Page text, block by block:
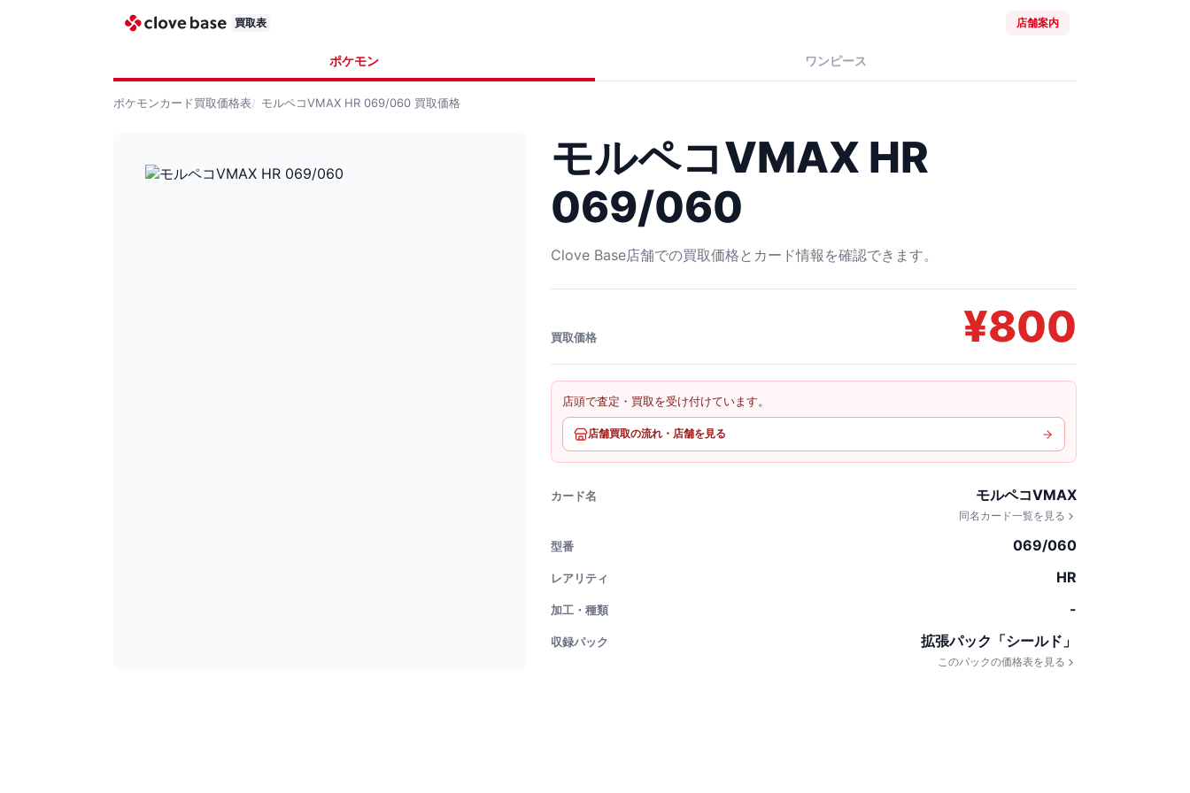
買取表 店舗案内
ポケモン ワンピース
ポケモンカード買取価格表 モルペコVMAX HR 069/060 買取価格
モルペコVMAX HR
069/060
Clove Base店舗での買取価格とカード情報を確認できます。
買取価格 ¥800
店頭で査定・買取を受け付けています。
店舗買取の流れ・店舗を見る
カード名 モルペコVMAX
同名カード一覧を見る
型番 069/060
レアリティ HR
加工・種類 -
収録パック 拡張パック「シールド」
このパックの価格表を見る